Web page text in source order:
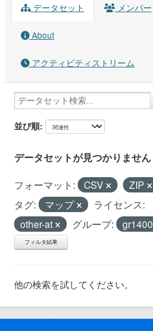
データセット メンバー
About
アクティビティストリーム
並び順
データセットが見つかりません
フォーマット: CSV
ZIP
タグ:
マップ
ライセンス:
other-at
グループ: gr1400
フィルタ結果
他の検索を試してください。